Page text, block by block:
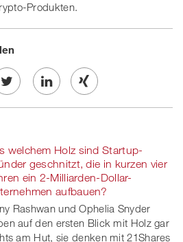
Produkten.
er
Share
linkedin
Share
Xing
welchem Holz sind Startup-
geschnitzt, die in kurzen vier
ein 2-Milliarden-Dollar-
aufbauen?
Rashwan und Ophelia Snyder
auf den ersten Blick mit Holz gar
am Hut, sie denken mit 21Shares